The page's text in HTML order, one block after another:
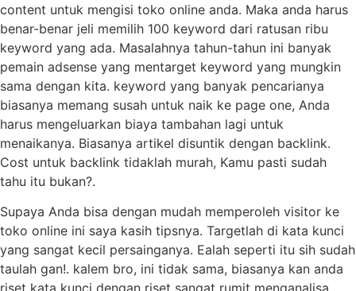
content untuk mengisi toko online anda. Maka anda harus
benar-benar jeli memilih 100 keyword dari ratusan ribu
keyword yang ada. Masalahnya tahun-tahun ini banyak
pemain adsense yang mentarget keyword yang mungkin
sama dengan kita. keyword yang banyak pencarianya
biasanya memang susah untuk naik ke page one, Anda
harus mengeluarkan biaya tambahan lagi untuk
menaikanya. Biasanya artikel disuntik dengan backlink.
Cost untuk backlink tidaklah murah, Kamu pasti sudah
tahu itu bukan?.
Supaya Anda bisa dengan mudah memperoleh visitor ke
toko online ini saya kasih tipsnya. Targetlah di kata kunci
yang sangat kecil persainganya. Ealah seperti itu sih sudah
taulah gan!. kalem bro, ini tidak sama, biasanya kan anda
riset kata kunci dengan riset sangat rumit menganalisa